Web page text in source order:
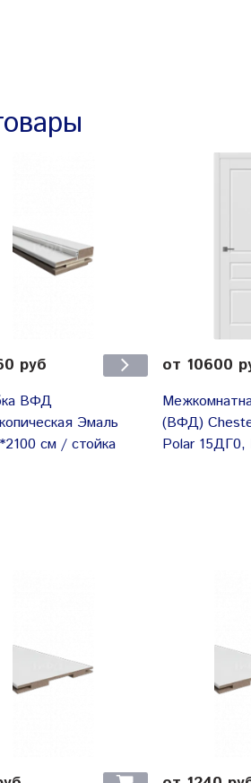
руб
ВФД
Эмаль
см / стойка
от 10600
(ВФД)
Polar 15ДГ0,